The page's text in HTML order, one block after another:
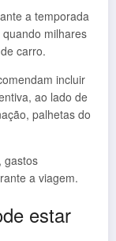
a temporada
milhares
carro.
incluir
ao lado de
palhetas do
gastos
a viagem.
estar